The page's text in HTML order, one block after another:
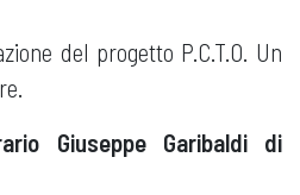
del progetto P.C.T.O. Un
Giuseppe Garibaldi di